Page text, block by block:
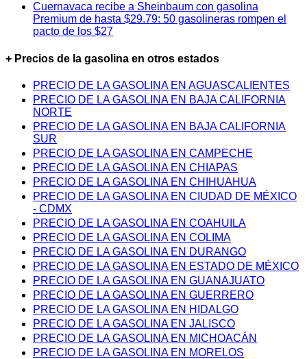
Cuernavaca recibe a Sheinbaum con gasolina
Premium de hasta $29.79: 50 gasolineras rompen el
pacto de los $27
+ Precios de la gasolina en otros estados
PRECIO DE LA GASOLINA EN AGUASCALIENTES
PRECIO DE LA GASOLINA EN BAJA CALIFORNIA
NORTE
PRECIO DE LA GASOLINA EN BAJA CALIFORNIA
SUR
PRECIO DE LA GASOLINA EN CAMPECHE
PRECIO DE LA GASOLINA EN CHIAPAS
PRECIO DE LA GASOLINA EN CHIHUAHUA
PRECIO DE LA GASOLINA EN CIUDAD DE MÉXICO
- CDMX
PRECIO DE LA GASOLINA EN COAHUILA
PRECIO DE LA GASOLINA EN COLIMA
PRECIO DE LA GASOLINA EN DURANGO
PRECIO DE LA GASOLINA EN ESTADO DE MÉXICO
PRECIO DE LA GASOLINA EN GUANAJUATO
PRECIO DE LA GASOLINA EN GUERRERO
PRECIO DE LA GASOLINA EN HIDALGO
PRECIO DE LA GASOLINA EN JALISCO
PRECIO DE LA GASOLINA EN MICHOACÁN
PRECIO DE LA GASOLINA EN MORELOS